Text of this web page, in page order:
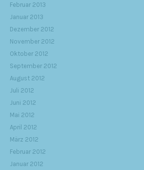
Februar 2013
Januar 2013
Dezember 2012
November 2012
Oktober 2012
September 2012
August 2012
Juli 2012
Juni 2012
Mai 2012
April 2012
März 2012
Februar 2012
Januar 2012